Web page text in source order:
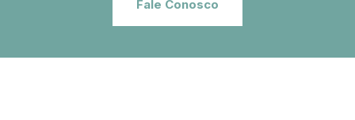
Fale Conosco